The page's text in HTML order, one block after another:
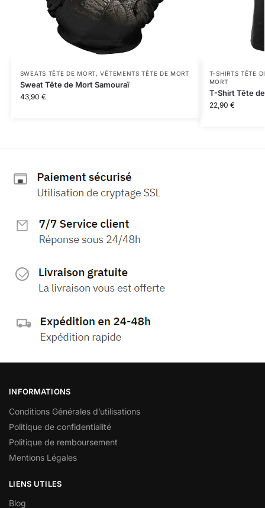
SWEATS TÊTE DE MORT,VÊTEMENTS TÊTE DE MORT
Sweat Tête de Mort Samouraï
43,90 €
T-SHIRTS TÊTE
MORT
T-Shirt Tête
22,90 €
INFORMATIONS
Conditions Générales d’utilisations
Politique de confidentialité
Politique de remboursement
Mentions Légales
LIENS UTILES
Blog